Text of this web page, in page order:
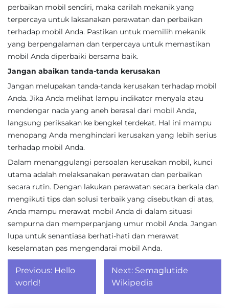
perbaikan mobil sendiri, maka carilah mekanik yang
terpercaya untuk laksanakan perawatan dan perbaikan
terhadap mobil Anda. Pastikan untuk memilih mekanik
yang berpengalaman dan terpercaya untuk memastikan
mobil Anda diperbaiki bersama baik.
Jangan abaikan tanda-tanda kerusakan
Jangan melupakan tanda-tanda kerusakan terhadap mobil
Anda. Jika Anda melihat lampu indikator menyala atau
mendengar nada yang aneh berasal dari mobil Anda,
langsung periksakan ke bengkel terdekat. Hal ini mampu
menopang Anda menghindari kerusakan yang lebih serius
terhadap mobil Anda.
Dalam menanggulangi persoalan kerusakan mobil, kunci
utama adalah melaksanakan perawatan dan perbaikan
secara rutin. Dengan lakukan perawatan secara berkala dan
mengikuti tips dan solusi terbaik yang disebutkan di atas,
Anda mampu merawat mobil Anda di dalam situasi
sempurna dan memperpanjang umur mobil Anda. Jangan
lupa untuk senantiasa berhati-hati dan merawat
keselamatan pas mengendarai mobil Anda.
Post
navigation
Previous: Hello
world!
Next: Semaglutide
Wikipedia